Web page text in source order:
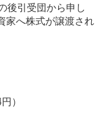
後引受団から申し
家へ株式が譲渡され
）